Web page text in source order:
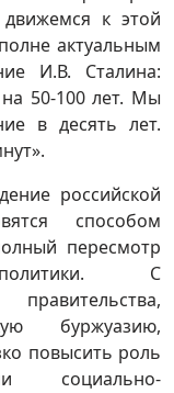
к этой
актуальным
И.В. Сталина:
50-100 лет. Мы
в десять лет.
российской
способом
пересмотр
политики. С
буржуазию,
повысить роль
социально-